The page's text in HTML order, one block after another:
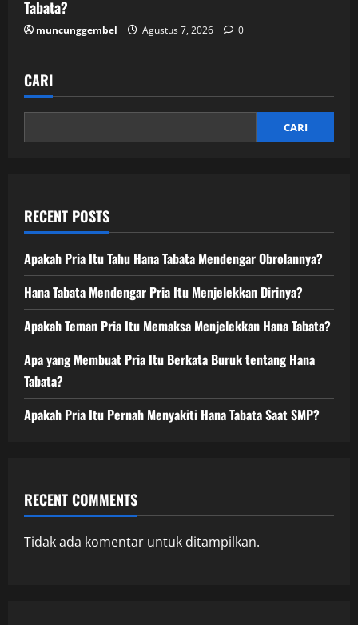
Tabata?
muncunggembel Agustus 7, 2026 0
CARI
CARI
RECENT POSTS
Apakah Pria Itu Tahu Hana Tabata Mendengar Obrolannya?
Hana Tabata Mendengar Pria Itu Menjelekkan Dirinya?
Apakah Teman Pria Itu Memaksa Menjelekkan Hana Tabata?
Apa yang Membuat Pria Itu Berkata Buruk tentang Hana
Tabata?
Apakah Pria Itu Pernah Menyakiti Hana Tabata Saat SMP?
RECENT COMMENTS
Tidak ada komentar untuk ditampilkan.